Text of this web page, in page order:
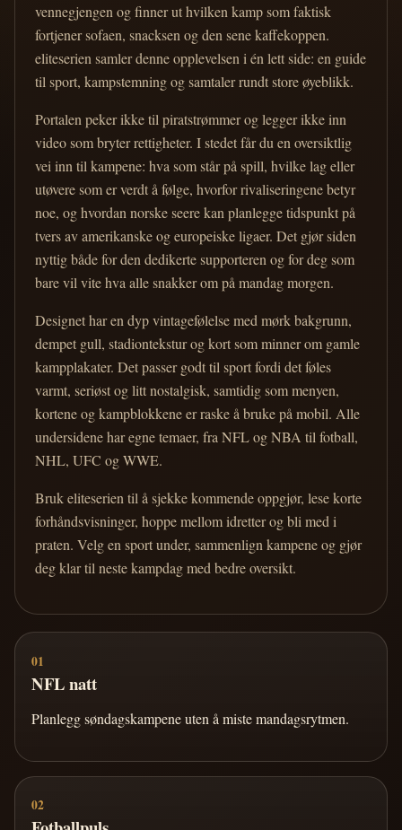
vennegjengen og finner ut hvilken kamp som faktisk
fortjener sofaen, snacksen og den sene kaffekoppen.
eliteserien samler denne opplevelsen i én lett side: en guide
til sport, kampstemning og samtaler rundt store øyeblikk.
Portalen peker ikke til piratstrømmer og legger ikke inn
video som bryter rettigheter. I stedet får du en oversiktlig
vei inn til kampene: hva som står på spill, hvilke lag eller
utøvere som er verdt å følge, hvorfor rivaliseringene betyr
noe, og hvordan norske seere kan planlegge tidspunkt på
tvers av amerikanske og europeiske ligaer. Det gjør siden
nyttig både for den dedikerte supporteren og for deg som
bare vil vite hva alle snakker om på mandag morgen.
Designet har en dyp vintagefølelse med mørk bakgrunn,
dempet gull, stadiontekstur og kort som minner om gamle
kampplakater. Det passer godt til sport fordi det føles
varmt, seriøst og litt nostalgisk, samtidig som menyen,
kortene og kampblokkene er raske å bruke på mobil. Alle
undersidene har egne temaer, fra NFL og NBA til fotball,
NHL, UFC og WWE.
Bruk eliteserien til å sjekke kommende oppgjør, lese korte
forhåndsvisninger, hoppe mellom idretter og bli med i
praten. Velg en sport under, sammenlign kampene og gjør
deg klar til neste kampdag med bedre oversikt.
01
NFL natt
Planlegg søndagskampene uten å miste mandagsrytmen.
02